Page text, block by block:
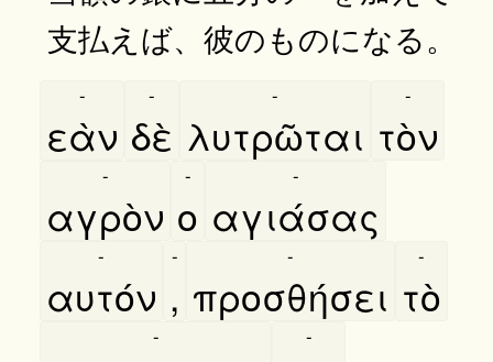
支払えば、彼のものになる。
εὰν
-
δὲ
-
λυτρῶται
-
τὸν
-
αγρὸν
-
ο
-
αγιάσας
-
αυτόν
-
,
-
προσθήσει
-
τὸ
-
- -